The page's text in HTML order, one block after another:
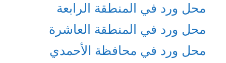
محل ورد في المنطقة الرابعة
محل ورد في المنطقة العاشرة
محل ورد في محافظة الأحمدي